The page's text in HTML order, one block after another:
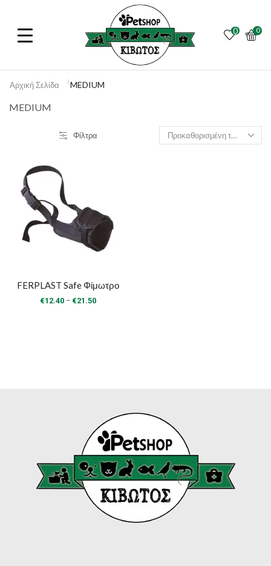
0 0
Αρχική Σελίδα MEDIUM
MEDIUM
Φίλτρα
FERPLAST Safe Φίμωτρο
€12.40 – €21.50Price